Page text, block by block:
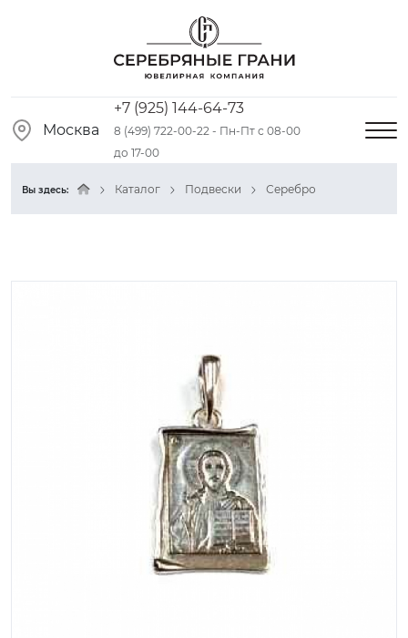
Москва
+7 (925) 144-64-73
8 (499) 722-00-22 - Пн-Пт с 08-00
до 17-00
Вы здесь: Каталог Подвески Серебро